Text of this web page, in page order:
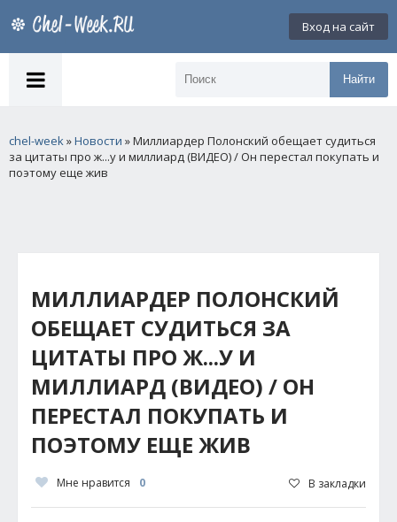
Вход на сайт
Найти
chel-week»Новости » Миллиардер Полонский обещает судиться
за цитаты про ж...у и миллиард (ВИДЕО) / Он перестал покупать и
поэтому еще жив
МИЛЛИАРДЕР ПОЛОНСКИЙ
ОБЕЩАЕТ СУДИТЬСЯ ЗА
ЦИТАТЫ ПРО Ж...У И
МИЛЛИАРД (ВИДЕО) / ОН
ПЕРЕСТАЛ ПОКУПАТЬ И
ПОЭТОМУ ЕЩЕ ЖИВ
Мне нравится 0 В закладки